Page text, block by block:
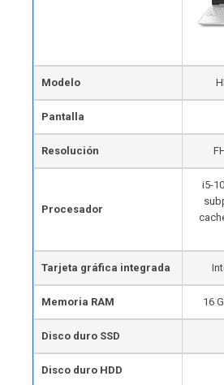
Modelo
Pantalla
Resolución
Procesador
i5-
Tarjeta gráfica integrada
Memoria RAM 16
Disco duro SSD
Disco duro HDD